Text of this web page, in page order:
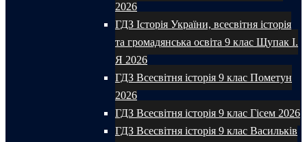
2026
ГДЗ Історія України, всесвітня історія
та громадянська освіта 9 клас Щупак І.
Я 2026
ГДЗ Всесвітня історія 9 клас Пометун
2026
ГДЗ Всесвітня історія 9 клас Гісем 2026
ГДЗ Всесвітня історія 9 клас Васильків